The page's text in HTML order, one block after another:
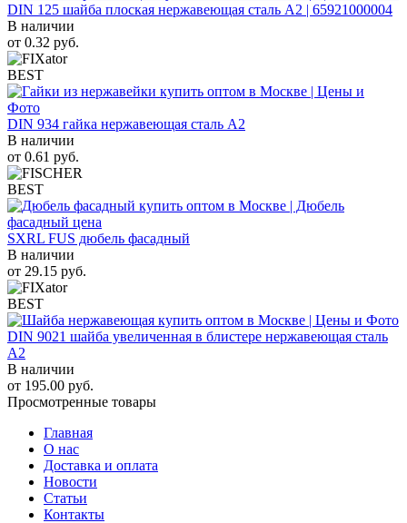
DIN 125 шайба плоская нержавеющая сталь A2 | 65921000004
В наличии
от 0.32 руб.
BEST
DIN 934 гайка нержавеющая сталь A2
В наличии
от 0.61 руб.
BEST
SXRL FUS дюбель фасадный
В наличии
от 29.15 руб.
BEST
DIN 9021 шайба увеличенная в блистере нержавеющая сталь
A2
В наличии
от 195.00 руб.
Просмотренные товары
Главная
О нас
Доставка и оплата
Новости
Статьи
Контакты